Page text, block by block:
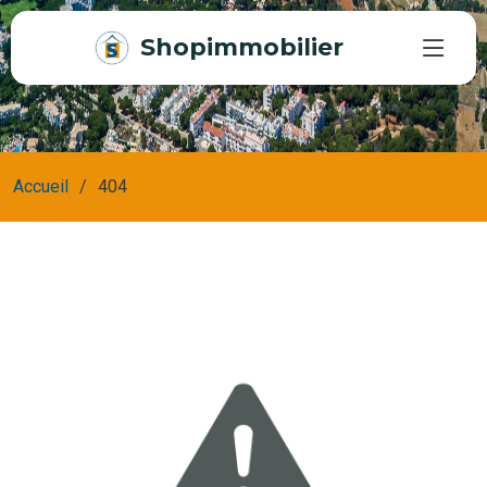
Shopimmobilier
Accueil 404